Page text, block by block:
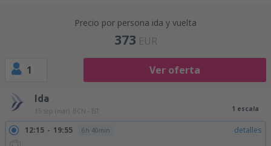
Precio por persona ida y vuelta
373 EUR
1 Ver oferta
Ida
15 sep (mar) BCN - IST 1 escala
12:15 19:55 6h 40min detalles